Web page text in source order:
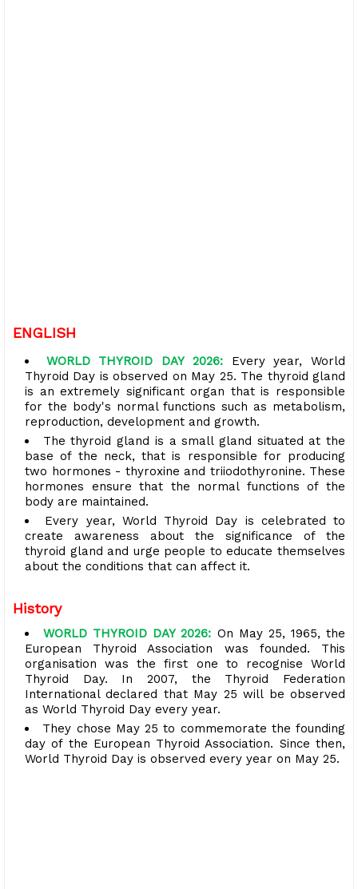
ENGLISH
WORLD THYROID DAY 2026: Every year, World
Thyroid Day is observed on May 25. The thyroid gland
is an extremely significant organ that is responsible
for the body's normal functions such as metabolism,
reproduction, development and growth.
The thyroid gland is a small gland situated at the
base of the neck, that is responsible for producing
two hormones - thyroxine and triiodothyronine. These
hormones ensure that the normal functions of the
body are maintained.
Every year, World Thyroid Day is celebrated to
create awareness about the significance of the
thyroid gland and urge people to educate themselves
about the conditions that can affect it.
History
WORLD THYROID DAY 2026: On May 25, 1965, the
European Thyroid Association was founded. This
organisation was the first one to recognise World
Thyroid Day. In 2007, the Thyroid Federation
International declared that May 25 will be observed
as World Thyroid Day every year.
They chose May 25 to commemorate the founding
day of the European Thyroid Association. Since then,
World Thyroid Day is observed every year on May 25.